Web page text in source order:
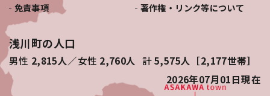
免責事項
著作権・リンク等について
浅川町の人口
男性 2,815人 女性 2,760人 計5,575人［2,177世帯］
2026年07月01日現在